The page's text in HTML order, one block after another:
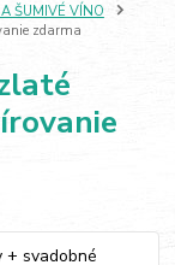
ŠUMIVÉ VÍNO
zdarma